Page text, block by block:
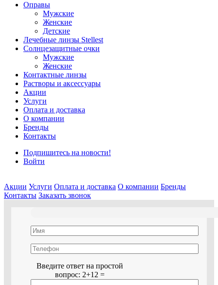
Оправы
Мужские
Женские
Детские
Лечебные линзы Stellest
Солнцезащитные очки
Мужские
Женские
Контактные линзы
Растворы и аксессуары
Акции
Услуги
Оплата и доставка
О компании
Бренды
Контакты
Подпишитесь на новости!
Войти
Акции Услуги Оплата и доставка О компании Бренды
Контакты Заказать звонок
Введите ответ на простой
вопрос: 2+12 =